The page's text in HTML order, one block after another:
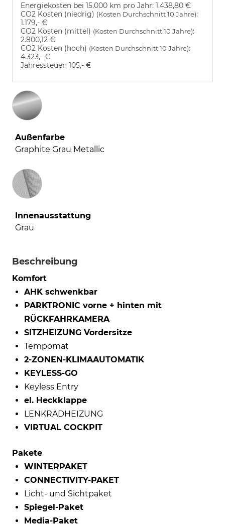
Energiekosten bei 15.000 km pro Jahr: 1.438,80 €
CO2 Kosten (niedrig) (Kosten Durchschnitt 10 Jahre):
1.179,- €
CO2 Kosten (mittel) (Kosten Durchschnitt 10 Jahre):
2.800,12 €
CO2 Kosten (hoch) (Kosten Durchschnitt 10 Jahre):
4.323,- €
Jahressteuer: 105,- €
Außenfarbe
Graphite Grau Metallic
Innenausstattung
Innenausstattung
Grau
Beschreibung
Komfort
AHK schwenkbar
PARKTRONIC vorne + hinten mit
RÜCKFAHRKAMERA
SITZHEIZUNG Vordersitze
Tempomat
2-ZONEN-KLIMAAUTOMATIK
KEYLESS-GO
Keyless Entry
el. Heckklappe
LENKRADHEIZUNG
VIRTUAL COCKPIT
Pakete
WINTERPAKET
CONNECTIVITY-PAKET
Licht- und Sichtpaket
Spiegel-Paket
Media-Paket